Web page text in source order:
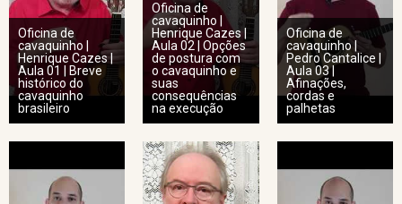
Oficina de
cavaquinho |
Henrique Cazes |
Aula 01 | Breve
histórico do
cavaquinho
brasileiro
Oficina de
cavaquinho |
Henrique Cazes |
Aula 02 | Opções
de postura com
o cavaquinho e
suas
consequências
na execução
Oficina de
cavaquinho |
Pedro Cantalice |
Aula 03 |
Afinações,
cordas e
palhetas